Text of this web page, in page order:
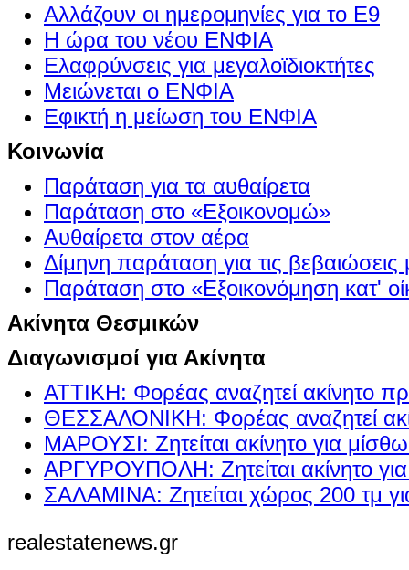
Αλλάζουν οι ημερομηνίες για το Ε9
Η ώρα του νέου ΕΝΦΙΑ
Ελαφρύνσεις για μεγαλοϊδιοκτήτες
Μειώνεται ο ΕΝΦΙΑ
Εφικτή η μείωση του ΕΝΦΙΑ
Κοινωνία
Παράταση για τα αυθαίρετα
Παράταση στο «Εξοικονομώ»
Αυθαίρετα στον αέρα
Δίμηνη παράταση για τις βεβαιώσεις
Παράταση στο «Εξοικονόμηση κατ'
Ακίνητα Θεσμικών
Διαγωνισμοί για Ακίνητα
ΑΤΤΙΚΗ: Φορέας αναζητεί ακίνητο
ΘΕΣΣΑΛΟΝΙΚΗ: Φορέας αναζητεί
ΜΑΡΟΥΣΙ: Ζητείται ακίνητο για
ΑΡΓΥΡΟΥΠΟΛΗ: Ζητείται ακίνητο
ΣΑΛΑΜΙΝΑ: Ζητείται χώρος 200 τμ
realestatenews.gr